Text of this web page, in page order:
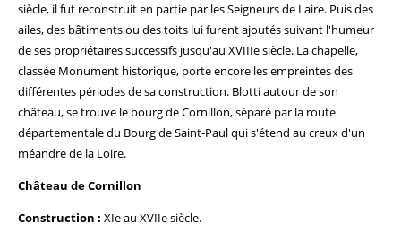
siècle, il fut reconstruit en partie par les Seigneurs de Laire. Puis des
ailes, des bâtiments ou des toits lui furent ajoutés suivant l'humeur
de ses propriétaires successifs jusqu'au XVIIIe siècle. La chapelle,
classée Monument historique, porte encore les empreintes des
différentes périodes de sa construction. Blotti autour de son
château, se trouve le bourg de Cornillon, séparé par la route
départementale du Bourg de Saint-Paul qui s'étend au creux d'un
méandre de la Loire.
Château de Cornillon
Construction : XIe au XVIIe siècle.